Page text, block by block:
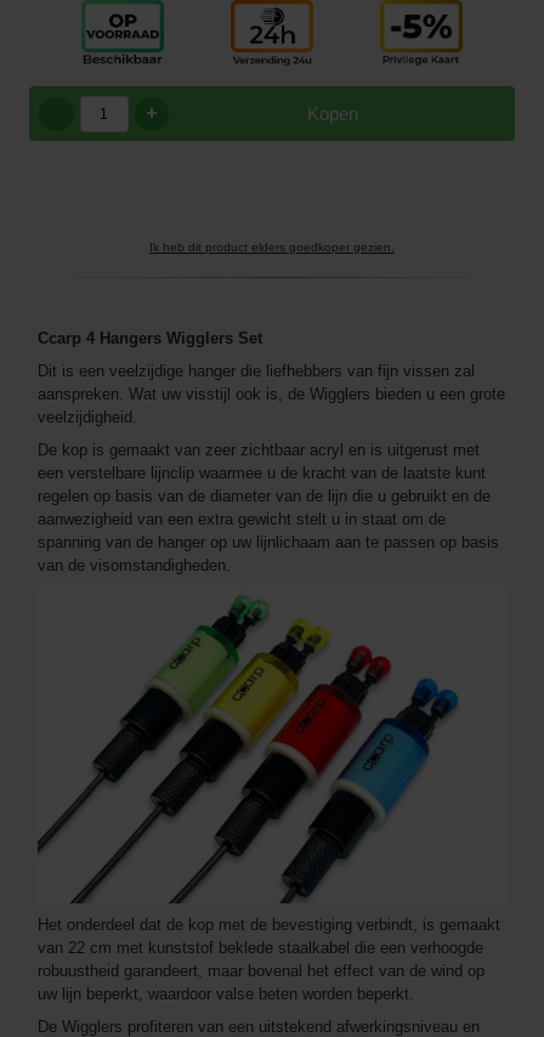
Kopen
+
Ik heb dit product elders goedkoper gezien.
Ccarp 4 Hangers Wigglers Set
Dit is een veelzijdige hanger die liefhebbers van fijn vissen zal
aanspreken. Wat uw visstijl ook is, de Wigglers bieden u een grote
veelzijdigheid.
De kop is gemaakt van zeer zichtbaar acryl en is uitgerust met
een verstelbare lijnclip waarmee u de kracht van de laatste kunt
regelen op basis van de diameter van de lijn die u gebruikt en de
aanwezigheid van een extra gewicht stelt u in staat om de
spanning van de hanger op uw lijnlichaam aan te passen op basis
van de visomstandigheden.
Het onderdeel dat de kop met de bevestiging verbindt, is gemaakt
van 22 cm met kunststof beklede staalkabel die een verhoogde
robuustheid garandeert, maar bovenal het effect van de wind op
uw lijn beperkt, waardoor valse beten worden beperkt.
De Wigglers profiteren van een uitstekend afwerkingsniveau en